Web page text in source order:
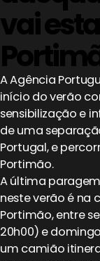
vai
A Agência
início do verão
sensibilização e
de uma
Portugal, e
Portimão.
A última
neste verão é na
Portimão, entre
20h00) e
um camião